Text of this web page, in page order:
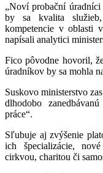
„Noví probační
by sa kvalita
kompetencie v oblasti
napísali analytici
Fico pôvodne hovoril,
úradníkov by sa mohla
Suskovo ministerstvo
dlhodobo
práce“.
Sľubuje aj zvýšenie
ich špecializácie,
cirkvou, charitou či